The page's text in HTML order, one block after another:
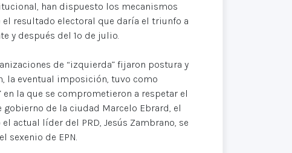
han dispuesto los mecanismos
resultado electoral que daría el triunfo a
y después del 1º de julio.
de “izquierda” fijaron postura y
la eventual imposición, tuvo como
la que se comprometieron a respetar el
gobierno de la ciudad Marcelo Ebrard, el
actual líder del PRD, Jesús Zambrano, se
sexenio de EPN.